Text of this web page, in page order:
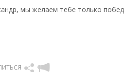
мы желаем тебе только